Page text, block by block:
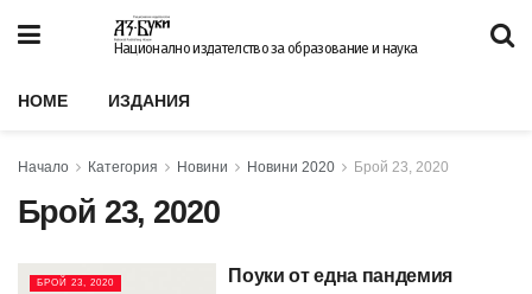
Национално издателство за образование и наука
HOME ИЗДАНИЯ
Начало Категория Новини Новини 2020 Брой 23, 2020
Брой 23, 2020
БРОЙ 23, 2020 Поуки от една пандемия